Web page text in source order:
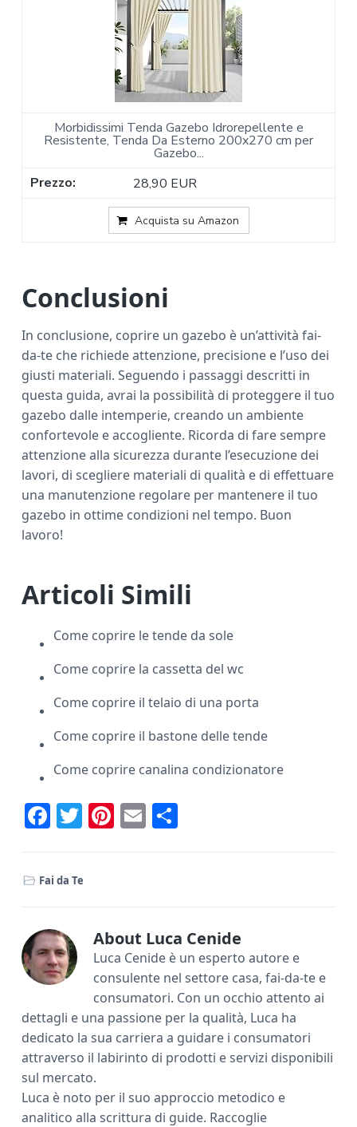
Morbidissimi Tenda Gazebo Idrorepellente e
Resistente, Tenda Da Esterno 200x270 cm per
Gazebo...
28,90 EUR
Acquista su Amazon
Conclusioni
In conclusione, coprire un gazebo è un’attività fai-
da-te che richiede attenzione, precisione e l’uso dei
giusti materiali. Seguendo i passaggi descritti in
questa guida, avrai la possibilità di proteggere il tuo
gazebo dalle intemperie, creando un ambiente
confortevole e accogliente. Ricorda di fare sempre
attenzione alla sicurezza durante l’esecuzione dei
lavori, di scegliere materiali di qualità e di effettuare
una manutenzione regolare per mantenere il tuo
gazebo in ottime condizioni nel tempo. Buon
lavoro!
Articoli Simili
Come coprire le tende da sole
Come coprire la cassetta del wc
Come coprire il telaio di una porta
Come coprire il bastone delle tende
Come coprire canalina condizionatore
F
e
b
ok
T
te
Pi E C
di
Fai da Te
About Luca Cenide
Luca Cenide è un esperto autore e
consulente nel settore casa, fai-da-te e
consumatori. Con un occhio attento ai
dettagli e una passione per la qualità, Luca ha
dedicato la sua carriera a guidare i consumatori
attraverso il labirinto di prodotti e servizi disponibili
sul mercato.
Luca è noto per il suo approccio metodico e
analitico alla scrittura di guide. Raccoglie